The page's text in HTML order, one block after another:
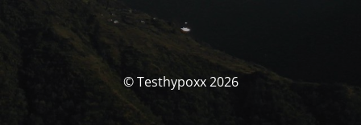
© Testhypoxx 2026